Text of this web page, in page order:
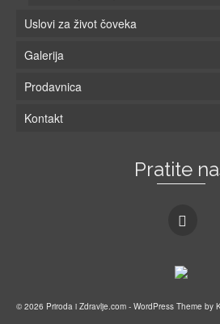
Uslovi za život čoveka
Galerija
Prodavnica
Kontakt
Pratite
© 2026 Priroda i Zdravlje.com - WordPress Theme by